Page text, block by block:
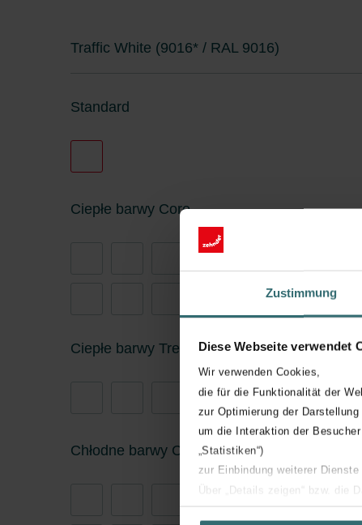
Zustimmung
Diese Webseite verwendet
Wir verwenden Cookies,
die für die Funktionalität der
zur Optimierung der
um die Interaktion der
„Statistiken“)
zur Einbindung weiterer
Über „Details zeigen“ bzw. die
Traffic White (9016* / RAL 9016)
Standard
Ciepłe barwy Core
Ciepłe barwy Trend
Chłodne barwy Core